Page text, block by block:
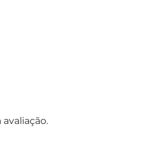
e quedas
205 gr